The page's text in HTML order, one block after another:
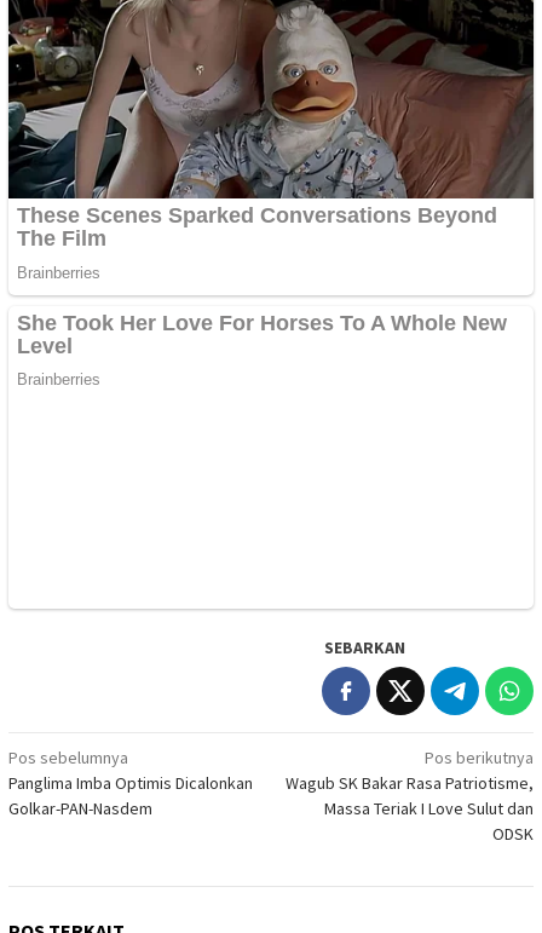
SEBARKAN
Navigasi
pos
Pos sebelumnya
Panglima Imba Optimis Dicalonkan
Golkar-PAN-Nasdem
Pos berikutnya
Wagub SK Bakar Rasa Patriotisme,
Massa Teriak I Love Sulut dan
ODSK